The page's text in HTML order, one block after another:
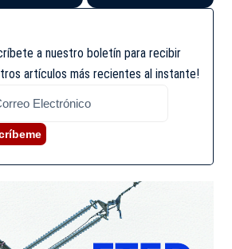
a nuestro boletín para recibir
artículos más recientes al instante!